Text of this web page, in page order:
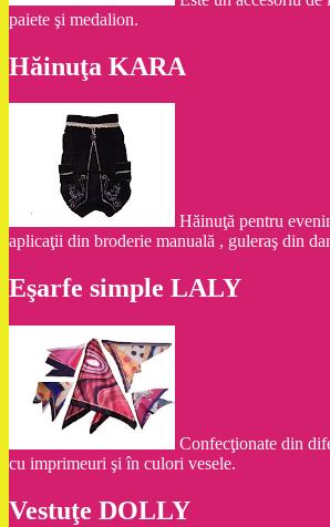
paiete şi medalion.
Hăinuţa KARA
Hăinuţă pentru
aplicaţii din broderie manuală , guleraş din
Eşarfe simple LALY
Confecţionate din
cu imprimeuri şi în culori vesele.
Vestuţe DOLLY